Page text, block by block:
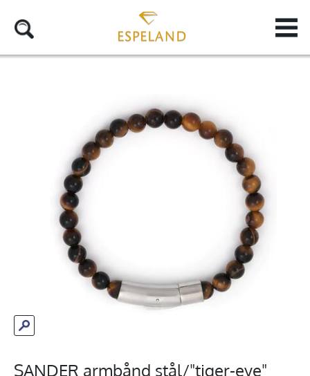
SANDER armbånd stål/"tiger-eye"